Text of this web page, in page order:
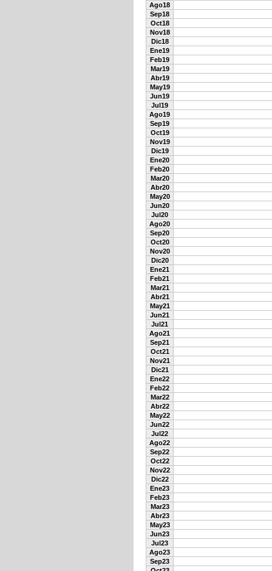
Ago18
Sep18
Oct18
Nov18
Dic18
Ene19
Feb19
Mar19
Abr19
May19
Jun19
Jul19
Ago19
Sep19
Oct19
Nov19
Dic19
Ene20
Feb20
Mar20
Abr20
May20
Jun20
Jul20
Ago20
Sep20
Oct20
Nov20
Dic20
Ene21
Feb21
Mar21
Abr21
May21
Jun21
Jul21
Ago21
Sep21
Oct21
Nov21
Dic21
Ene22
Feb22
Mar22
Abr22
May22
Jun22
Jul22
Ago22
Sep22
Oct22
Nov22
Dic22
Ene23
Feb23
Mar23
Abr23
May23
Jun23
Jul23
Ago23
Sep23